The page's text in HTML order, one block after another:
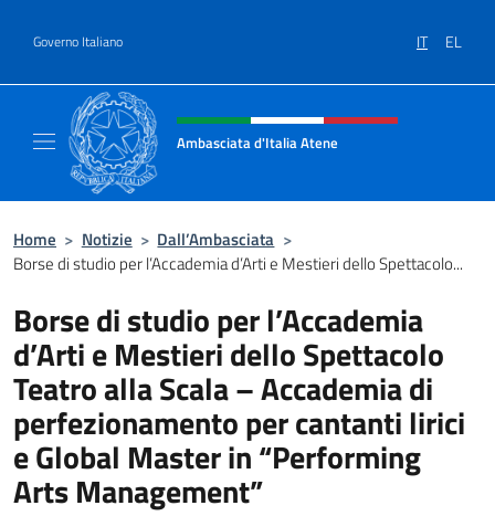
Governo Italiano IT EL
Intestazione sito, social e menù
Ambasciata d'Italia Atene
Home > Notizie > Dall’Ambasciata >
Borse di studio per l’Accademia d’Arti e Mestieri dello Spettacolo...
Borse di studio per l’Accademia
d’Arti e Mestieri dello Spettacolo
Teatro alla Scala – Accademia di
perfezionamento per cantanti lirici
e Global Master in “Performing
Arts Management”